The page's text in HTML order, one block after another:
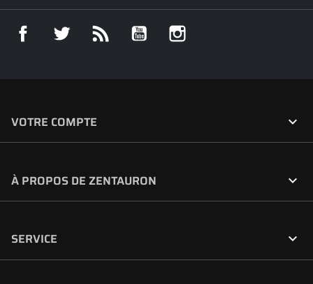
Facebook Twitter YouTube
VOTRE COMPTE 
À PROPOS DE ZENTAURON 
SERVICE 